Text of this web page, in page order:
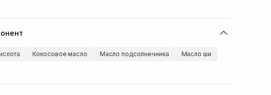
Кокосовое масло Масло подсолнечника
Масло ши